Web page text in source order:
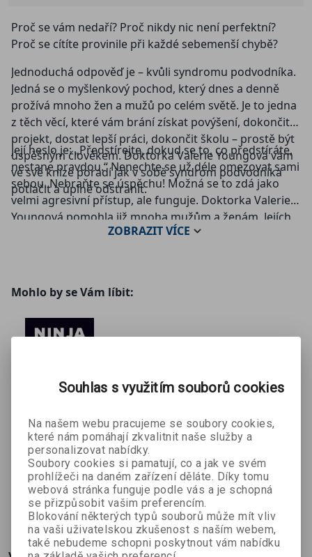
Proč se vám nedaří? Proč nikdy nic není perfektní?
Proč se cítíte provinile při každé sebemenší chybě?
Jednoduchá odpověď je – kvůli syndromu podvodníka.
Jedná se o myšlenkový pochod, který dnes a denně
prožívá mnoho žen a mužů po celém světě. Je to jedna
z těch věcí, které vám brání získat povýšení, dokončit
projekt, dostat lepší práci, dokončit školu – prostě být
úspěšným člověkem. Doktorka Valerie Youngová vám
ve své knize poradí jak v sobě syndrom podvodníka
potlačit a úplně odstranit.
Její heslo je: „Předstírejte, dokud se to, co předstíráte,
nestane pravdou.“ Nenechte se už déle omezovat sami
sebou. Nebraňte se úspěchu! Možná se to zdá jako
velmi agresivní přístup, ale funguje. Doktorka Valerie
Youngová pomohla již mnoha mužům a ženám. Jejích
služeb využili mimo jiných také společnosti jako
ZOBRAZITVÍCE
Mohlo by se Vám líbit:
Ninja
inovace
Gary Shapiro
116 Kč 290 Kč
Souhlas s využitím souborů cookies
Na našem webu pracujeme se soubory cookies,
které nám pomáhají zkvalitnit naše služby a
personalizovat nabídky.
Soubory cookies si pamatují, co a jak ve svém
prohlížeči na daném zařízení děláte. Díky tomu
webová stránka funguje podle vás a je schopná
se přizpůsobit vašim preferencím.
Blokování některých typů souborů může mít vliv
na vaši uživatelskou zkušenost s naším webem,
také nebudeme schopni poskytnout vám nabídku